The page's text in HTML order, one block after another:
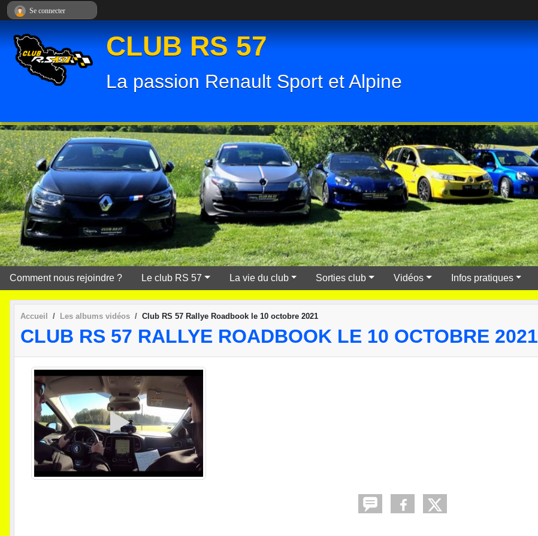
CLUB RS 57
La passion Renault Sport et Alpine
Comment nous rejoindre ? Le club RS 57 La vie du club Sorties club Vidéos Infos pratiques
Accueil Les albums vidéos Club RS 57 Rallye Roadbook le 10 octobre 2021
CLUB RS 57 RALLYE ROADBOOK LE 10 OCTOBRE 2021
Se connecter
Panneau de gestion des cookies